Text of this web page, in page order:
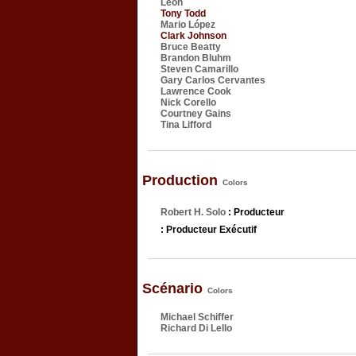
Leon
Tony Todd
Mario López
Clark Johnson
Bruce Beatty
Brandon Bluhm
Steven Camarillo
Gary Carlos Cervantes
Lawrence Cook
Nick Corello
Courtney Gains
Tina Lifford
Production Colors
Robert H. Solo : Producteur
: Producteur Exécutif
Scénario Colors
Michael Schiffer
Richard Di Lello